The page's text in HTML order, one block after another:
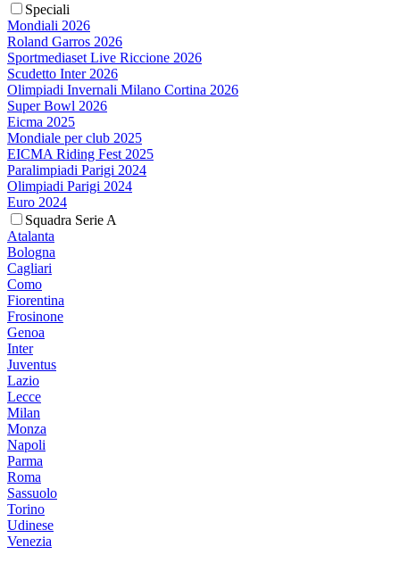
Speciali
Mondiali 2026
Roland Garros 2026
Sportmediaset Live Riccione 2026
Scudetto Inter 2026
Olimpiadi Invernali Milano Cortina 2026
Super Bowl 2026
Eicma 2025
Mondiale per club 2025
EICMA Riding Fest 2025
Paralimpiadi Parigi 2024
Olimpiadi Parigi 2024
Euro 2024
Squadra Serie A
Atalanta
Bologna
Cagliari
Como
Fiorentina
Frosinone
Genoa
Inter
Juventus
Lazio
Lecce
Milan
Monza
Napoli
Parma
Roma
Sassuolo
Torino
Udinese
Venezia